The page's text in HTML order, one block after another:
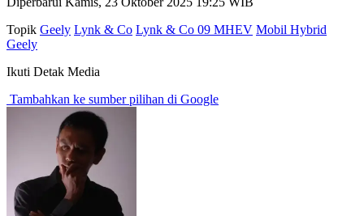
Topik Geely Lynk & Co Lynk & Co 09 MHEV Mobil Hybrid
Geely
Ikuti Detak Media
Tambahkan ke sumber pilihan di Google